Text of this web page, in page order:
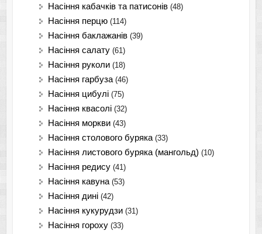
Насіння кабачків та патисонів (48)
Насіння перцю (114)
Насіння баклажанів (39)
Насіння салату (61)
Насіння руколи (18)
Насіння гарбуза (46)
Насіння цибулі (75)
Насіння квасолі (32)
Насіння моркви (43)
Насіння столового буряка (33)
Насіння листового буряка (мангольд) (10)
Насіння редису (41)
Насіння кавуна (53)
Насіння дині (42)
Насіння кукурудзи (31)
Насіння гороху (33)